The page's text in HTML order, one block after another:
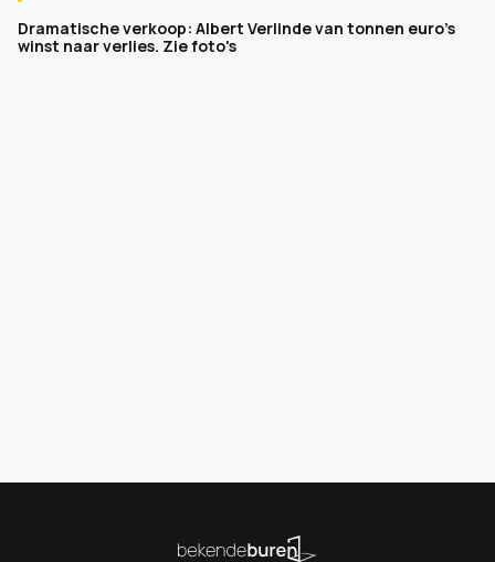
Dramatische verkoop: Albert Verlinde van tonnen euro's
winst naar verlies. Zie foto's